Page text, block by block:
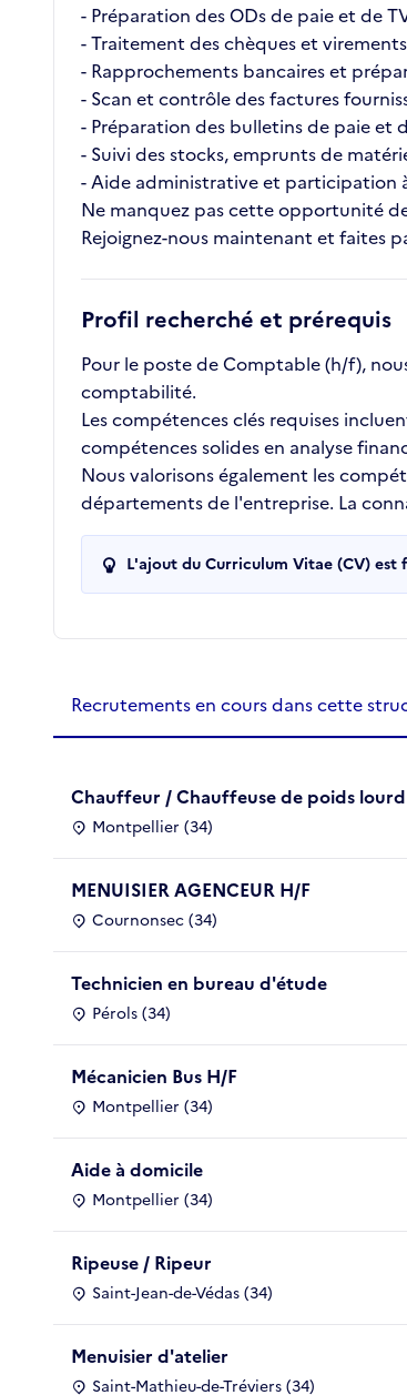
- Préparation des ODs de paie et de
- Traitement des chèques et virements
- Rapprochements bancaires et
- Scan et contrôle des factures
- Préparation des bulletins de paie et
- Suivi des stocks, emprunts de
- Aide administrative et participation
Ne manquez pas cette opportunité
Rejoignez-nous maintenant et faites
Profil recherché et prérequis
Pour le poste de Comptable (h/f),
comptabilité.
Les compétences clés requises
compétences solides en analyse
Nous valorisons également les
départements de l'entreprise. La
L'ajout du Curriculum Vitae (CV)
Recrutements de la structure
Recrutements en cours dans cette
Chauffeur / Chauffeuse de poids lourd
Montpellier (34)
MENUISIER AGENCEUR H/F
Cournonsec (34)
Technicien en bureau d'étude
Pérols (34)
Mécanicien Bus H/F
Montpellier (34)
Aide à domicile
Montpellier (34)
Ripeuse / Ripeur
Saint-Jean-de-Védas (34)
Menuisier d'atelier
Saint-Mathieu-de-Tréviers (34)